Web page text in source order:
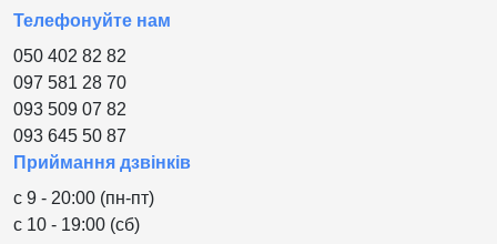
Телефонуйте нам
050 402 82 82
097 581 28 70
093 509 07 82
093 645 50 87
Приймання дзвінків
с 9 - 20:00 (пн-пт)
с 10 - 19:00 (сб)